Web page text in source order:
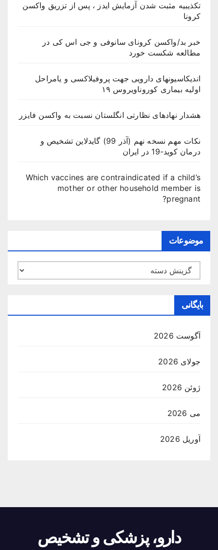
تکذیبیه مثبت شدن آزمایش ایدز ، پس از تزریق واکسن
کرونا
خبر بد/واکسن کرونای سانوفی و جی اس کی در
مطالعه شکست خورد
اندیکاسیونهای دارویی جهت پروفیلاکسی و یامراحل
اولیه بیماری کوروناویروس ۱۹
هشدار نهادهای نظارتی انگلستان نسبت به واکسن فایزر
نکات مهم نسخه نهم (آذر 99) گایدلاین تشخیص و
درمان کوید-19 در ایران
Which vaccines are contraindicated if a child’s
mother or other household member is
pregnant?
موضوعات
موضوعات
بایگانی
آگوست 2026
جولای 2026
ژوئن 2026
می 2026
آوریل 2026
دارو، پزشکی و تشخیص